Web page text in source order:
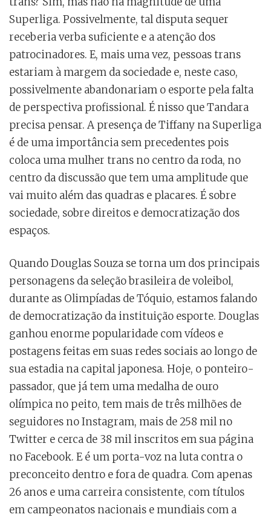
Superliga. Possivelmente, tal disputa sequer
receberia verba suficiente e a atenção dos
patrocinadores. E, mais uma vez, pessoas trans
estariam à margem da sociedade e, neste caso,
possivelmente abandonariam o esporte pela falta
de perspectiva profissional. É nisso que Tandara
precisa pensar. A presença de Tiffany na Superliga
é de uma importância sem precedentes pois
coloca uma mulher trans no centro da roda, no
centro da discussão que tem uma amplitude que
vai muito além das quadras e placares. É sobre
sociedade, sobre direitos e democratização dos
espaços.
Quando Douglas Souza se torna um dos principais
personagens da seleção brasileira de voleibol,
durante as Olimpíadas de Tóquio, estamos falando
de democratização da instituição esporte. Douglas
ganhou enorme popularidade com vídeos e
postagens feitas em suas redes sociais ao longo de
sua estadia na capital japonesa. Hoje, o ponteiro-
passador, que já tem uma medalha de ouro
olímpica no peito, tem mais de três milhões de
seguidores no Instagram, mais de 258 mil no
Twitter e cerca de 38 mil inscritos em sua página
no Facebook. E é um porta-voz na luta contra o
preconceito dentro e fora de quadra. Com apenas
26 anos e uma carreira consistente, com títulos
em campeonatos nacionais e mundiais com a